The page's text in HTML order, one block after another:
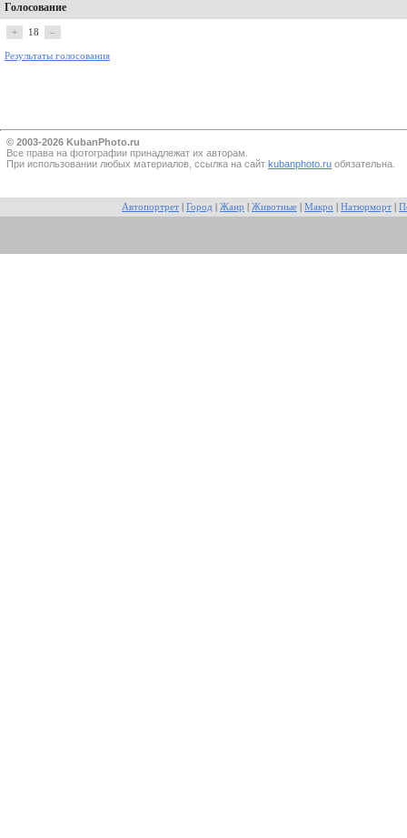
Голосование
+ 18 –
Результаты голосования
© 2003-2026 KubanPhoto.ru
Все прaва на фотографии принадлежат их авторам.
При использовании любых материалов, ссылка на сайт kubanphoto.ru обязательна.
Автопортрет Город Жанр Животные Макро Натюрморт